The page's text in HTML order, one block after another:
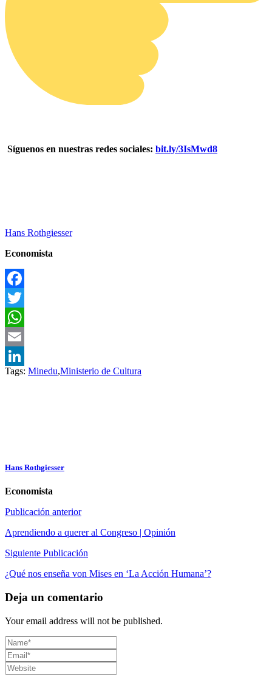
Síguenos en nuestras redes sociales: bit.ly/3IsMwd8
Hans Rothgiesser
Economista
Facebook
Twitter
WhatsApp
Email
LinkedIn
Tags: Minedu,Ministerio de Cultura
Hans Rothgiesser
Economista
Publicación anterior
Aprendiendo a querer al Congreso | Opinión
Siguiente Publicación
¿Qué nos enseña von Mises en ‘La Acción Humana’?
Deja un comentario
Your email address will not be published.